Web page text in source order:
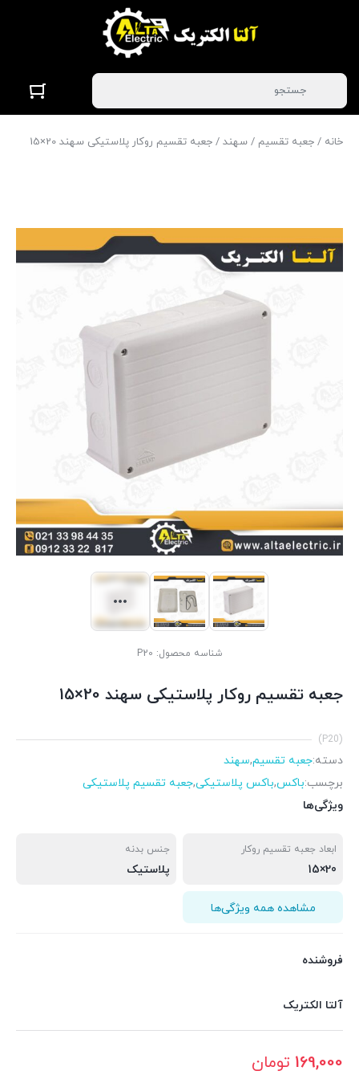
خانه / جعبه تقسیم / سهند / جعبه تقسیم روکار پلاستیکی سهند 20×15
شناسه محصول: P20
جعبه تقسیم روکار پلاستیکی سهند 20×15
(P20)
دسته:جعبه تقسیم,سهند
برچسب:باکس,باکس پلاستیکی,جعبه تقسیم پلاستیکی
ویژگی‌ها
ابعاد جعبه تقسیم روکار
20×15
جنس بدنه
پلاستیک
مشاهده همه ویژگی‌ها
فروشنده
آلتا الکتریک
169,000 تومان